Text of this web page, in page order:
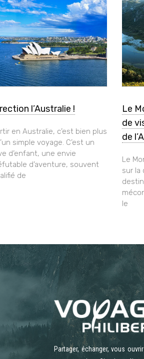
l’Australie !
en Australie, c’est bien plus
simple voyage. C’est un
d’enfant, une envie
d’aventure, souvent
de
Le
de
de
Le
sur la
le
Partager, échanger, vous